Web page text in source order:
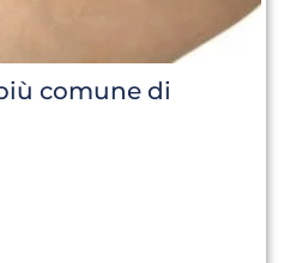
comune di